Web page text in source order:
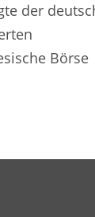
der
Börse